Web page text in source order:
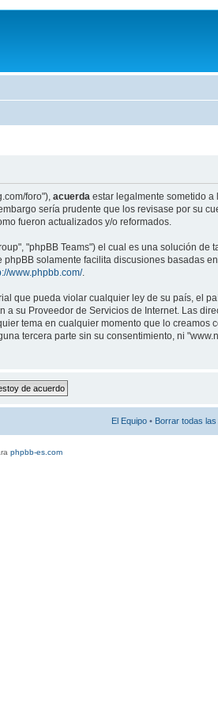
foro"), acuerda estar legalmente sometido a
sería prudente que los revisase por su
fueron actualizados y/o reformados.
"phpBB Teams") el cual es una solución
phpBB solamente facilita discusiones basadas
www.phpbb.com/.
que pueda violar cualquier ley de su país, el
su Proveedor de Servicios de Internet. Las
tema en cualquier momento que lo creamos
tercera parte sin su consentimiento, ni
El Equipo • Borrar todas
phpbb-es.com